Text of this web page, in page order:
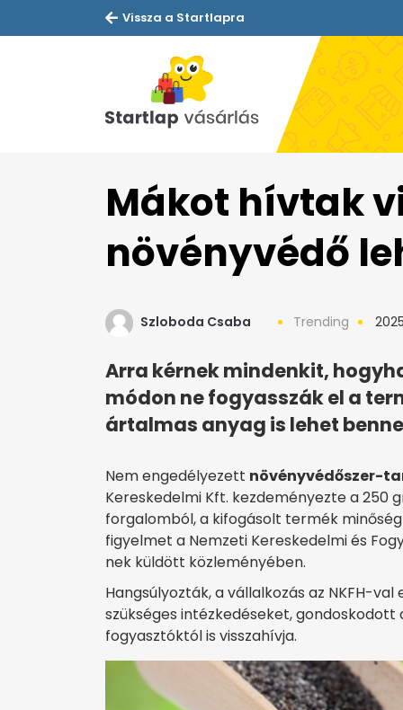
Vissza a Startlapra
Mákot hívtak
növényvédő
Szloboda Csaba Trending
Arra kérnek mindenkit,
módon ne fogyasszák el a
ártalmas anyag is lehet
Nem engedélyezett növényvédőszer-
Kereskedelmi Kft. kezdeményezte a 250
forgalomból, a kifogásolt termék
figyelmet a Nemzeti Kereskedelmi és
nek küldött közleményében.
Hangsúlyozták, a vállalkozás az NKFH-
szükséges intézkedéseket,
fogyasztóktól is visszahívja.